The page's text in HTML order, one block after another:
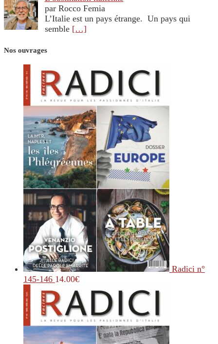
par Rocco Femia
L’Italie est un pays étrange. Un pays qui
semble […]
Nos ouvrages
Radici n°
145-146 14.00€